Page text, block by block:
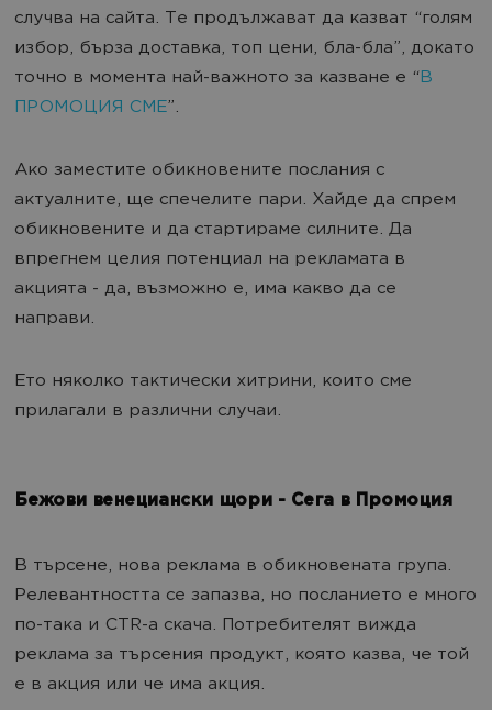
случва на сайта. Те продължават да казват “голям
избор, бърза доставка, топ цени, бла-бла”, докато
точно в момента най-важното за казване е “В
ПРОМОЦИЯ СМЕ”.
Ако заместите обикновените послания с
актуалните, ще спечелите пари. Хайде да спрем
обикновените и да стартираме силните. Да
впрегнем целия потенциал на рекламата в
акцията - да, възможно е, има какво да се
направи.
Ето няколко тактически хитрини, които сме
прилагали в различни случаи.
Бежови венециански щори - Сега в Промоция
В търсене, нова реклама в обикновената група.
Релевантността се запазва, но посланието е много
по-така и CTR-а скача. Потребителят вижда
реклама за търсения продукт, която казва, че той
е в акция или че има акция.